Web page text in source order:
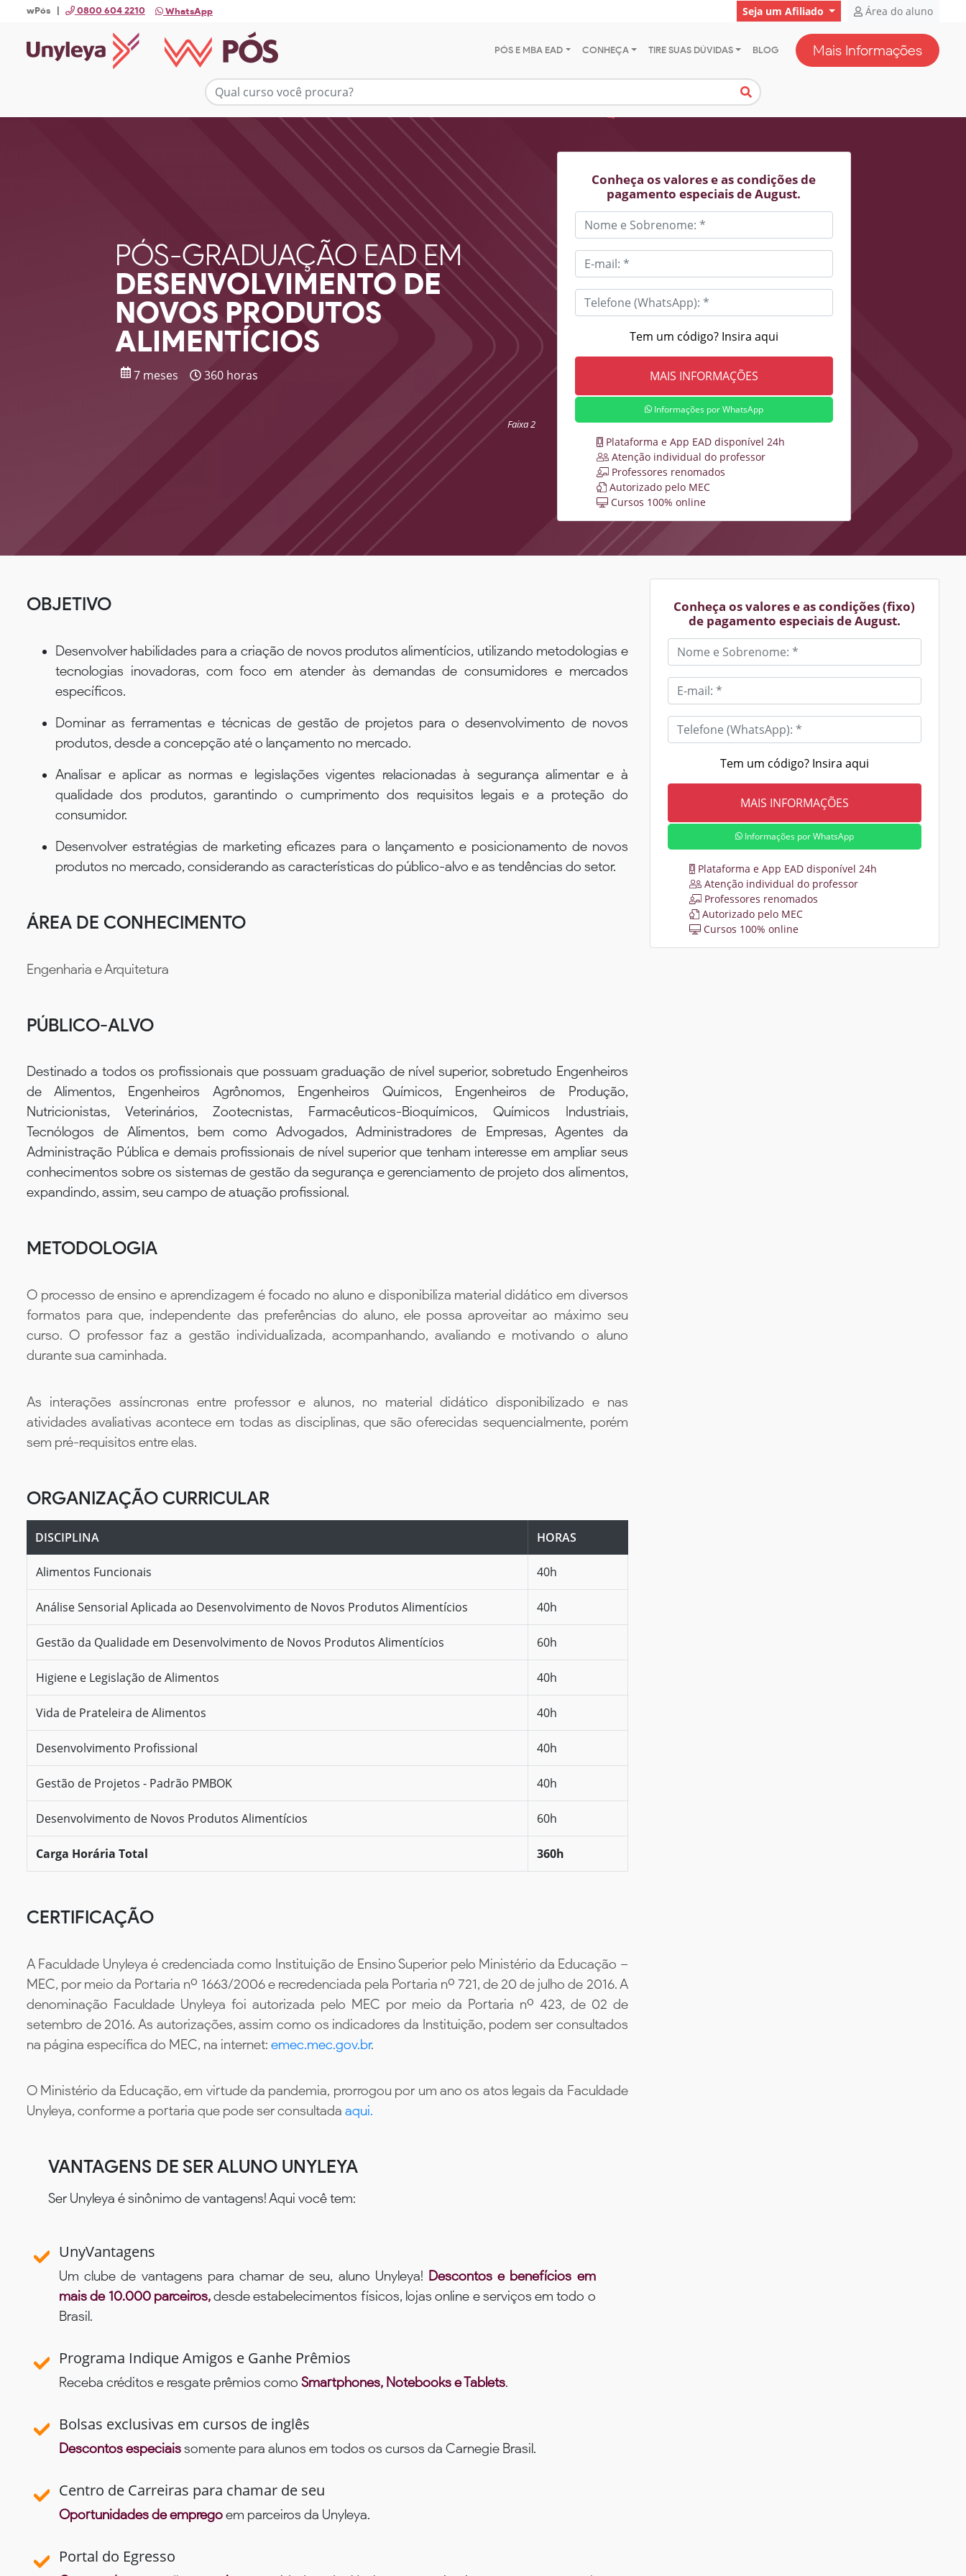
wPós | 0800 604 2210 WhatsApp Seja um Afiliado Área do aluno
PÓS E MBA EAD CONHEÇA TIRE SUAS DÚVIDAS BLOG Mais Informações
PÓS-GRADUAÇÃO EAD EM
DESENVOLVIMENTO DE
NOVOS PRODUTOS
ALIMENTÍCIOS
7 meses 360 horas
Faixa 2
Conheça os valores e as condições de
pagamento especiais de August.
Tem um código? Insira aqui
Informações por WhatsApp
Plataforma e App EAD disponível 24h
Atenção individual do professor
Professores renomados
Autorizado pelo MEC
Cursos 100% online
OBJETIVO
Desenvolver habilidades para a criação de novos produtos alimentícios, utilizando metodologias e
tecnologias inovadoras, com foco em atender às demandas de consumidores e mercados
específicos.
Dominar as ferramentas e técnicas de gestão de projetos para o desenvolvimento de novos
produtos, desde a concepção até o lançamento no mercado.
Analisar e aplicar as normas e legislações vigentes relacionadas à segurança alimentar e à
qualidade dos produtos, garantindo o cumprimento dos requisitos legais e a proteção do
consumidor.
Desenvolver estratégias de marketing eficazes para o lançamento e posicionamento de novos
produtos no mercado, considerando as características do público-alvo e as tendências do setor.
ÁREA DE CONHECIMENTO
Engenharia e Arquitetura
PÚBLICO-ALVO
Destinado a todos os profissionais que possuam graduação de nível superior, sobretudo Engenheiros
de Alimentos, Engenheiros Agrônomos, Engenheiros Químicos, Engenheiros de Produção,
Nutricionistas, Veterinários, Zootecnistas, Farmacêuticos-Bioquímicos, Químicos Industriais,
Tecnólogos de Alimentos, bem como Advogados, Administradores de Empresas, Agentes da
Administração Pública e demais profissionais de nível superior que tenham interesse em ampliar seus
conhecimentos sobre os sistemas de gestão da segurança e gerenciamento de projeto dos alimentos,
expandindo, assim, seu campo de atuação profissional.
METODOLOGIA
O processo de ensino e aprendizagem é focado no aluno e disponibiliza material didático em diversos
formatos para que, independente das preferências do aluno, ele possa aproveitar ao máximo seu
curso. O professor faz a gestão individualizada, acompanhando, avaliando e motivando o aluno
durante sua caminhada.
As interações assíncronas entre professor e alunos, no material didático disponibilizado e nas
atividades avaliativas acontece em todas as disciplinas, que são oferecidas sequencialmente, porém
sem pré-requisitos entre elas.
ORGANIZAÇÃO CURRICULAR
DISCIPLINA HORAS
Alimentos Funcionais 40h
Análise Sensorial Aplicada ao Desenvolvimento de Novos Produtos Alimentícios 40h
Gestão da Qualidade em Desenvolvimento de Novos Produtos Alimentícios 60h
Higiene e Legislação de Alimentos 40h
Vida de Prateleira de Alimentos 40h
Desenvolvimento Profissional 40h
Gestão de Projetos - Padrão PMBOK 40h
Desenvolvimento de Novos Produtos Alimentícios 60h
Carga Horária Total 360h
CERTIFICAÇÃO
A Faculdade Unyleya é credenciada como Instituição de Ensino Superior pelo Ministério da Educação –
MEC, por meio da Portaria nº 1663/2006 e recredenciada pela Portaria nº 721, de 20 de julho de 2016. A
denominação Faculdade Unyleya foi autorizada pelo MEC por meio da Portaria nº 423, de 02 de
setembro de 2016. As autorizações, assim como os indicadores da Instituição, podem ser consultados
na página específica do MEC, na internet: emec.mec.gov.br.
O Ministério da Educação, em virtude da pandemia, prorrogou por um ano os atos legais da Faculdade
Unyleya, conforme a portaria que pode ser consultada aqui.
VANTAGENS DE SER ALUNO UNYLEYA
Ser Unyleya é sinônimo de vantagens! Aqui você tem:
UnyVantagens
Um clube de vantagens para chamar de seu, aluno Unyleya! Descontos e benefícios em
mais de 10.000 parceiros,desde estabelecimentos físicos, lojas online e serviços em todo o
Brasil.
Programa Indique Amigos e Ganhe Prêmios
Receba créditos e resgate prêmios como Smartphones, Notebooks e Tablets.
Bolsas exclusivas em cursos de inglês
Descontos especiaissomente para alunos em todos os cursos da Carnegie Brasil.
Centro de Carreiras para chamar de seu
Oportunidades de empregoem parceiros da Unyleya.
Portal do Egresso
Conheça os valores e as condições (fixo)
de pagamento especiais de August.
Tem um código? Insira aqui
Informações por WhatsApp
Plataforma e App EAD disponível 24h
Atenção individual do professor
Professores renomados
Autorizado pelo MEC
Cursos 100% online